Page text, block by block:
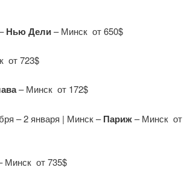
Нью Дели– Минск от 650$
от 723$
– Минск от 172$
– 2 января | Минск –Париж– Минск от
Минск от 735$